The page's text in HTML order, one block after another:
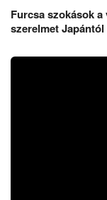
Furcsa szokások
szerelmet